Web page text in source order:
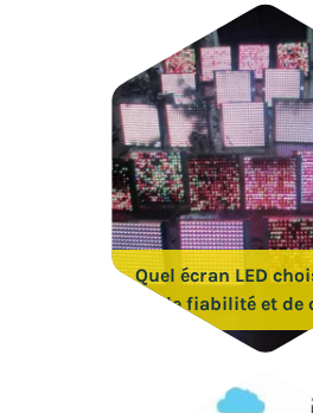
Quel écran LED
de fiabilité et de